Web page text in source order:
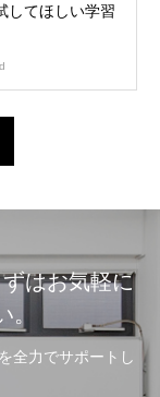
してほしい学習
はお気軽に
全力でサポートし